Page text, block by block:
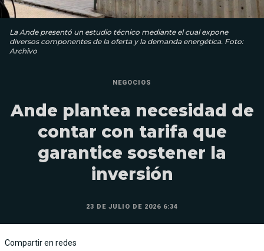
La Ande presentó un estudio técnico mediante el cual expone
diversos componentes de la oferta y la demanda energética. Foto:
Archivo
NEGOCIOS
Ande plantea necesidad de
contar con tarifa que
garantice sostener la
inversión
23 DE JULIO DE 2026 6:34
Compartir en redes